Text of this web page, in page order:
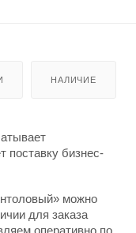
НАЛИЧИЕ
поставку бизнес-
можно
для заказа
оперативно по